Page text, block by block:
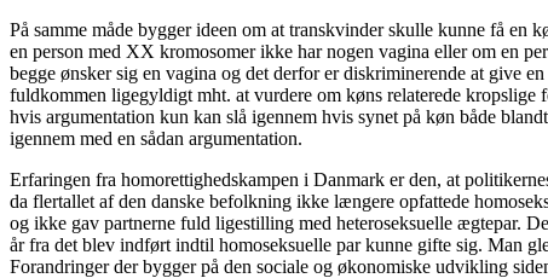
På samme måde bygger ideen om at transkvinder skulle kunne få en
en person med XX kromosomer ikke har nogen vagina eller om en
begge ønsker sig en vagina og det derfor er diskriminerende at give
fuldkommen ligegyldigt mht. at vurdere om køns relaterede
hvis argumentation kun kan slå igennem hvis synet på køn både
igennem med en sådan argumentation.
Erfaringen fra homorettighedskampen i Danmark er den, at
da flertallet af den danske befolkning ikke længere opfattede
og ikke gav partnerne fuld ligestilling med heteroseksuelle ægtepar.
år fra det blev indført indtil homoseksuelle par kunne gifte sig. Man
Forandringer der bygger på den sociale og økonomiske udvikling